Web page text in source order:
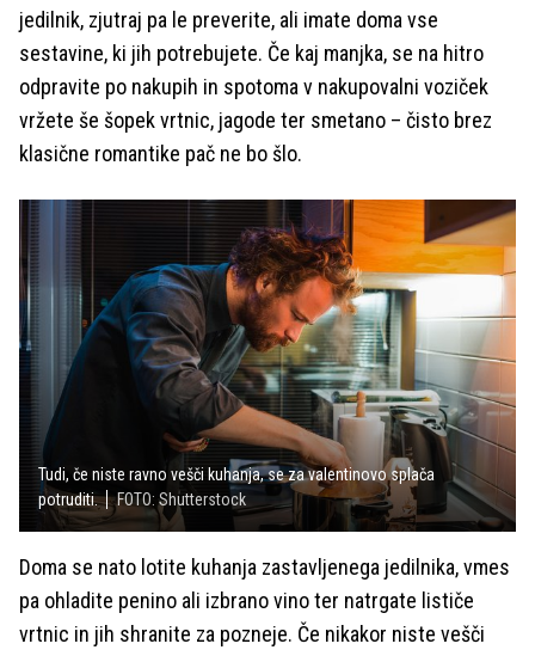
jedilnik, zjutraj pa le preverite, ali imate doma vse
sestavine, ki jih potrebujete. Če kaj manjka, se na hitro
odpravite po nakupih in spotoma v nakupovalni voziček
vržete še šopek vrtnic, jagode ter smetano – čisto brez
klasične romantike pač ne bo šlo.
Tudi, če niste ravno vešči kuhanja, se za valentinovo splača
potruditi.
FOTO: Shutterstock
Doma se nato lotite kuhanja zastavljenega jedilnika, vmes
pa ohladite penino ali izbrano vino ter natrgate lističe
vrtnic in jih shranite za pozneje. Če nikakor niste vešči